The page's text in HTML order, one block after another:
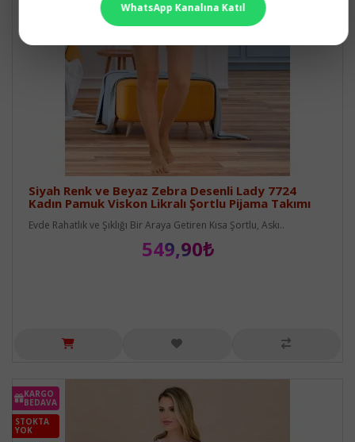
Siyah Renk ve Beyaz Zebra Desenli Lady 7724
Kadın Pamuk Viskon Likralı Şortlu Pijama Takımı
Evde Rahatlık ve Şıklığı Bir Araya Getiren Kısa Şortlu, Askı..
549,90₺
KARGO
BEDAVA
STOKTA
YOK
WhatsApp Kanalına Katıl